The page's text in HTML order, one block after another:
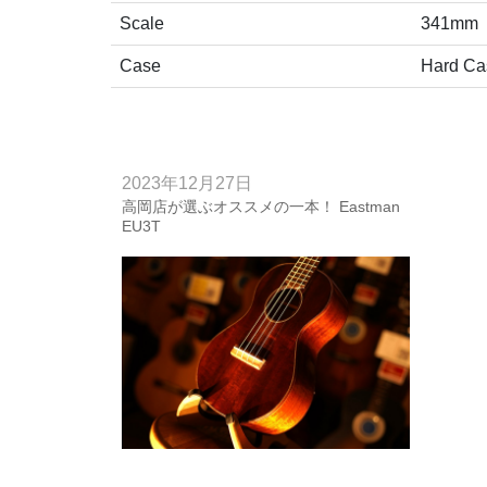
Scale 341mm
Case Hard
2023年12月27日
高岡店が選ぶオススメの一本！ Eastman
EU3T